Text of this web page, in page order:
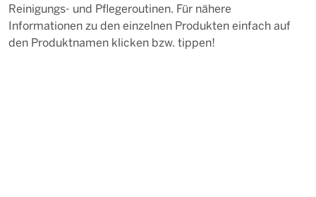
Reinigungs- und Pflegeroutinen. Für nähere
Informationen zu den einzelnen Produkten einfach auf
den Produktnamen klicken bzw. tippen!